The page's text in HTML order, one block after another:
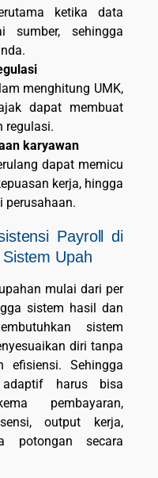
ketika data
sumber, sehingga
menghitung UMK,
dapat membuat
regulasi.
karyawan
dapat memicu
kerja, hingga
perusahaan.
Payroll di
Upah
mulai dari per
sistem hasil dan
sistem
diri tanpa
efisiensi. Sehingga
harus bisa
pembayaran,
output kerja,
potongan secara